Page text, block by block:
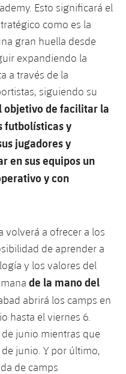
Esto significará el
como es la
gran huella desde
expandiendo la
a través de la
siguiendo su
objetivo de facilitar la
futbolísticas y
jugadores y
en sus equipos un
y con
volverá a ofrecer a los
de aprender a
y los valores del
de la mano del
abrirá los camps en
hasta el viernes 6.
de junio mientras que
junio. Y por último,
de camps